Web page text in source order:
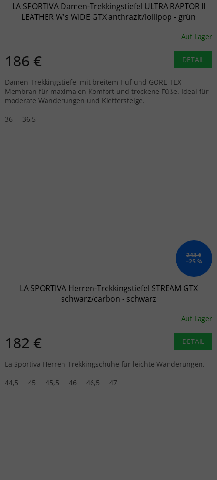
LA SPORTIVA Damen-Trekkingstiefel ULTRA RAPTOR II
LEATHER W's WIDE GTX anthrazit/lollipop - grün
Auf Lager
186 € DETAIL
Damen-Trekkingstiefel mit breitem Huf und GORE-TEX
Membran für maximalen Komfort und trockene Füße. Ideal für
moderate Wanderungen und Klettersteige.
36
36,5
243 €
–25 %
LA SPORTIVA Herren-Trekkingstiefel STREAM GTX
schwarz/carbon - schwarz
Auf Lager
182 € DETAIL
La Sportiva Herren-Trekkingschuhe für leichte Wanderungen.
44,5
45 45,5 46 46,5 47